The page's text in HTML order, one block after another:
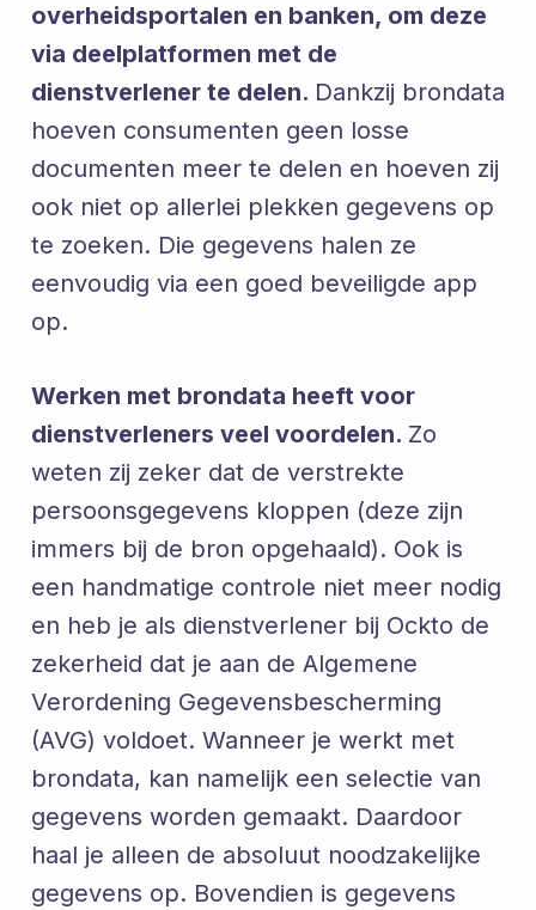
overheidsportalen en banken, om deze
via deelplatformen met de
dienstverlener te delen. Dankzij brondata
hoeven consumenten geen losse
documenten meer te delen en hoeven zij
ook niet op allerlei plekken gegevens op
te zoeken. Die gegevens halen ze
eenvoudig via een goed beveiligde app
op.
Werken met brondata heeft voor
dienstverleners veel voordelen. Zo
weten zij zeker dat de verstrekte
persoonsgegevens kloppen (deze zijn
immers bij de bron opgehaald). Ook is
een handmatige controle niet meer nodig
en heb je als dienstverlener bij Ockto de
zekerheid dat je aan de Algemene
Verordening Gegevensbescherming
(AVG) voldoet. Wanneer je werkt met
brondata, kan namelijk een selectie van
gegevens worden gemaakt. Daardoor
haal je alleen de absoluut noodzakelijke
gegevens op. Bovendien is gegevens